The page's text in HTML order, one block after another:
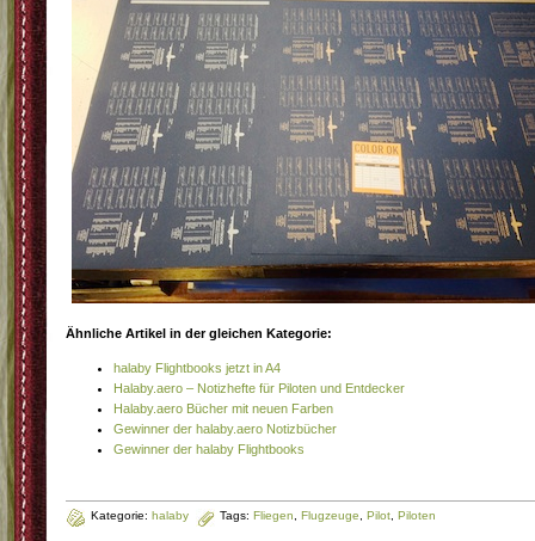
Ähnliche Artikel in der gleichen Kategorie:
halaby Flightbooks jetzt in A4
Halaby.aero – Notizhefte für Piloten und Entdecker
Halaby.aero Bücher mit neuen Farben
Gewinner der halaby.aero Notizbücher
Gewinner der halaby Flightbooks
Kategorie: halaby Tags: Fliegen Flugzeuge Pilot Piloten